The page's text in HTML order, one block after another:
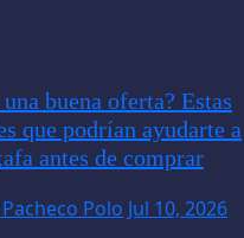
buena oferta? Estas
que podrían ayudarte a
antes de comprar
Polo Jul 10, 2026